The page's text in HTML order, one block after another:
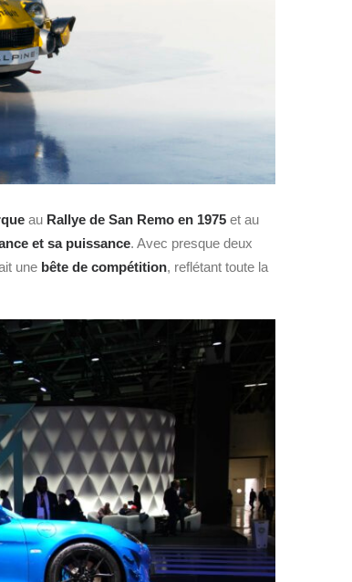
au Rallye de San Remo en 1975 et au
et sa puissance. Avec presque deux
une bête de compétition, reflétant toute la